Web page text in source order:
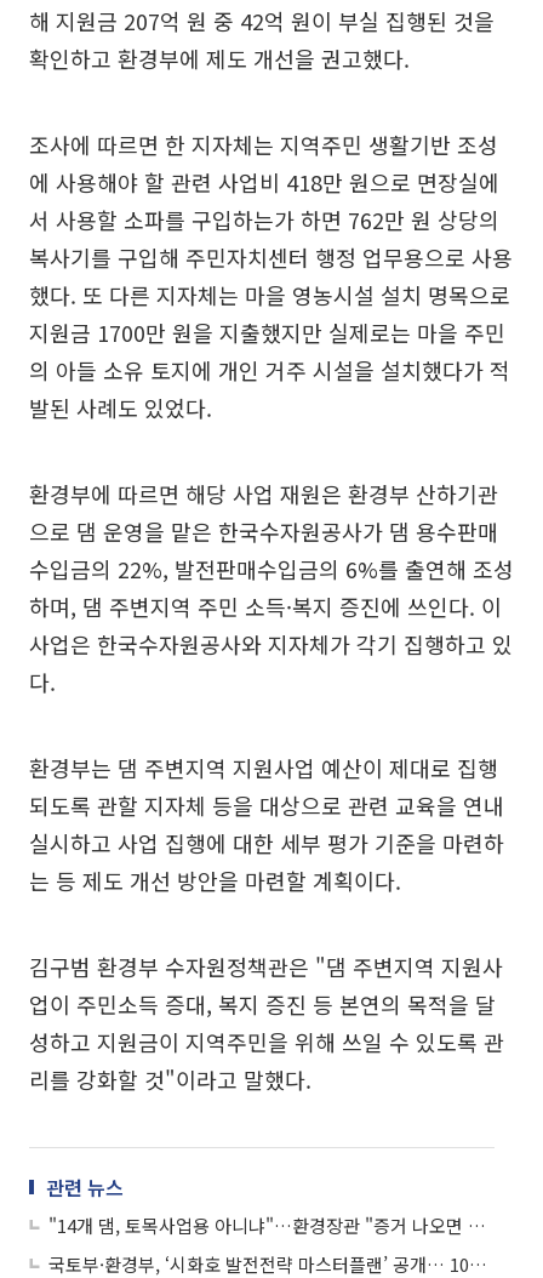
해 지원금 207억 원 중 42억 원이 부실 집행된 것을
확인하고 환경부에 제도 개선을 권고했다.
조사에 따르면 한 지자체는 지역주민 생활기반 조성
에 사용해야 할 관련 사업비 418만 원으로 면장실에
서 사용할 소파를 구입하는가 하면 762만 원 상당의
복사기를 구입해 주민자치센터 행정 업무용으로 사용
했다. 또 다른 지자체는 마을 영농시설 설치 명목으로
지원금 1700만 원을 지출했지만 실제로는 마을 주민
의 아들 소유 토지에 개인 거주 시설을 설치했다가 적
발된 사례도 있었다.
환경부에 따르면 해당 사업 재원은 환경부 산하기관
으로 댐 운영을 맡은 한국수자원공사가 댐 용수판매
수입금의 22%, 발전판매수입금의 6%를 출연해 조성
하며, 댐 주변지역 주민 소득·복지 증진에 쓰인다. 이
사업은 한국수자원공사와 지자체가 각기 집행하고 있
다.
환경부는 댐 주변지역 지원사업 예산이 제대로 집행
되도록 관할 지자체 등을 대상으로 관련 교육을 연내
실시하고 사업 집행에 대한 세부 평가 기준을 마련하
는 등 제도 개선 방안을 마련할 계획이다.
김구범 환경부 수자원정책관은 "댐 주변지역 지원사
업이 주민소득 증대, 복지 증진 등 본연의 목적을 달
성하고 지원금이 지역주민을 위해 쓰일 수 있도록 관
리를 강화할 것"이라고 말했다.
관련 뉴스
"14개 댐, 토목사업용 아니냐"…환경장관 "증거 나오면 사퇴"
국토부·환경부, ‘시화호 발전전략 마스터플랜’ 공개… 10일 30주년 기념식